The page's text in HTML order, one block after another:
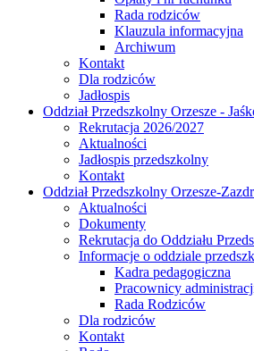
Rada rodziców
Klauzula informacyjna
Archiwum
Kontakt
Dla rodziców
Jadłospis
Oddział Przedszkolny Orzesze -
Rekrutacja 2026/2027
Aktualności
Jadłospis przedszkolny
Kontakt
Oddział Przedszkolny Orzesze-
Aktualności
Dokumenty
Rekrutacja do Oddziału
Informacje o oddziale
Kadra pedagogiczna
Pracownicy
Rada Rodziców
Dla rodziców
Kontakt